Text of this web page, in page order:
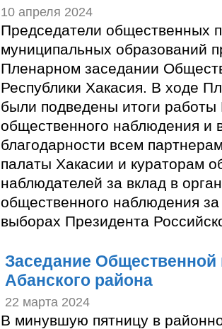
10 апреля 2024
Председатели общественных
муниципальных образований
Пленарном заседании
Республики Хакасия. В ходе
были подведены итоги работы
общественного наблюдения и
благодарности всем
палаты Хакасии и кураторам
наблюдателей за вклад в
общественного наблюдения
выборах Президента
Заседание Общественной
Абанского района
22 марта 2024
В минувшую пятницу в